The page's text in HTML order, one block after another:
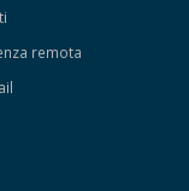
remota